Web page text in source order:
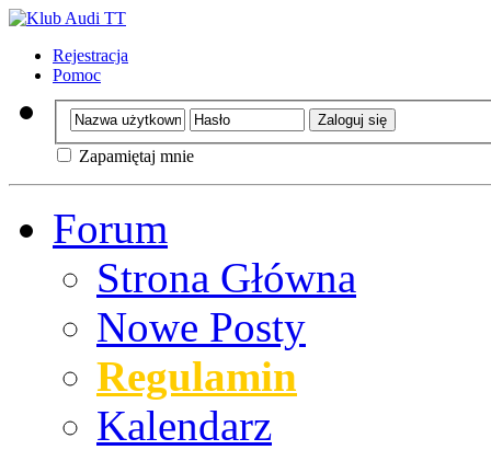
Rejestracja
Pomoc
Zapamiętaj mnie
Forum
Strona Główna
Nowe Posty
Regulamin
Kalendarz